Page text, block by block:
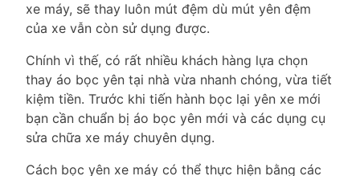
xe máy, sẽ thay luôn mút đệm dù mút yên đệm
của xe vẫn còn sử dụng được.
Chính vì thế, có rất nhiều khách hàng lựa chọn
thay áo bọc yên tại nhà vừa nhanh chóng, vừa tiết
kiệm tiền. Trước khi tiến hành bọc lại yên xe mới
bạn cần chuẩn bị áo bọc yên mới và các dụng cụ
sửa chữa xe máy chuyên dụng.
Cách bọc yên xe máy có thể thực hiện bằng các